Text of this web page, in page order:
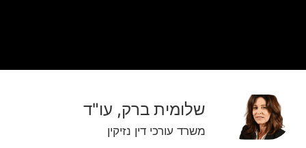
שלומית ברק, עו"ד
משרד עורכי דין נזיקין